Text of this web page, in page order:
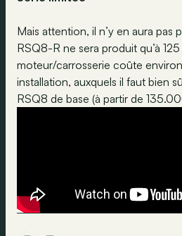
Mais attention, il n’y en aura
RSQ8-R ne sera produit qu’à
moteur/carrosserie coûte
installation, auxquels il faut bien
RSQ8 de base (à partir de